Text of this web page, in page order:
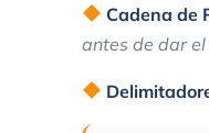
Cadena de
antes de dar el